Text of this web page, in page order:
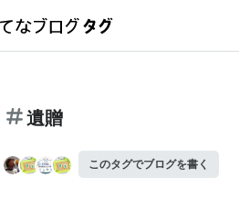
遺贈
このタグでブログを書く